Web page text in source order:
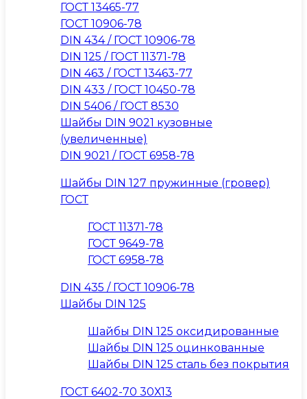
ГОСТ 13465-77
ГОСТ 10906-78
DIN 434 / ГОСТ 10906-78
DIN 125 / ГОСТ 11371-78
DIN 463 / ГОСТ 13463-77
DIN 433 / ГОСТ 10450-78
DIN 5406 / ГОСТ 8530
Шайбы DIN 9021 кузовные
(увеличенные)
DIN 9021 / ГОСТ 6958-78
Шайбы DIN 127 пружинные (гровер)
ГОСТ
ГОСТ 11371-78
ГОСТ 9649-78
ГОСТ 6958-78
DIN 435 / ГОСТ 10906-78
Шайбы DIN 125
Шайбы DIN 125 оксидированные
Шайбы DIN 125 оцинкованные
Шайбы DIN 125 сталь без покрытия
ГОСТ 6402-70 30Х13